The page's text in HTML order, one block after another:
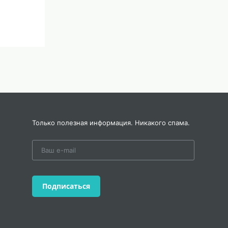
Только полезная информация. Никакого спама.
Подписаться